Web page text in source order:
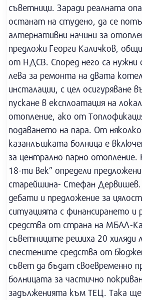
съветници. Заради реалната
останат на студено, да се
алтернативни начини за
предложи Георги Каличков,
от НДСВ. Според него са нужни
лева за ремонта на двата
инсталации, с цел осигуряване
пускане в експлоатация на
отопление, ако от
подаването на пара. От
казанлъшката болница е
за централно парно
18-ти век” определи
старейшина- Стефан Дервишев.
дебати и предложение за
ситуацията с финансирането и
средства от страна на МБАЛ-
съветниците решиха 20 хиляди
спестените средства от
съвет да бъдат своевременно
болницата за частично
задълженията към ТЕЦ. Така